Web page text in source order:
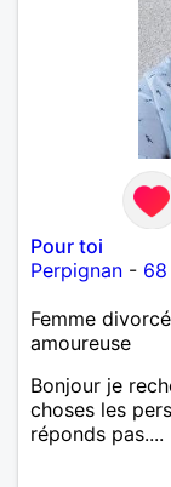
Pour toi
Perpignan - 68
Femme
amoureuse
Bonjour je
choses les
réponds pas....